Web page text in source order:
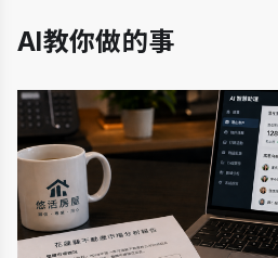
AI教你做的事